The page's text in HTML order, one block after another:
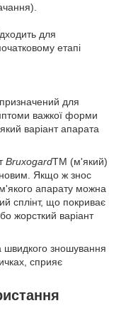
для
етапі
для
важкої форми
варіант апарата
BruxogardTM (м'який)
новим. Якщо ж знос
апарату можна
сплінт, що покриває
жорсткий варіант
швидкого зношування
сприяє